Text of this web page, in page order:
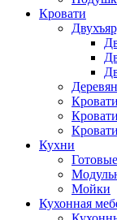
Кровати
Кухни
Мойки
Кухонная